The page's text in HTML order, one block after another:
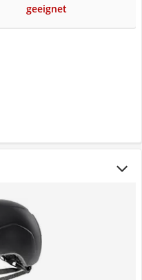
geeignet